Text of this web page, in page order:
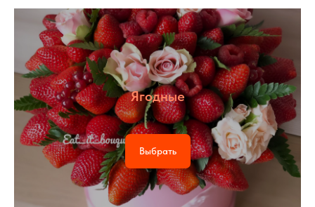
Ягодные
Выбрать